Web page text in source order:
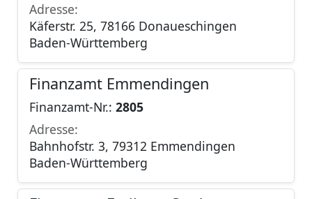
Adresse:
Käferstr. 25, 78166 Donaueschingen
Baden-Württemberg
Finanzamt Emmendingen
Finanzamt-Nr.: 2805
Adresse:
Bahnhofstr. 3, 79312 Emmendingen
Baden-Württemberg